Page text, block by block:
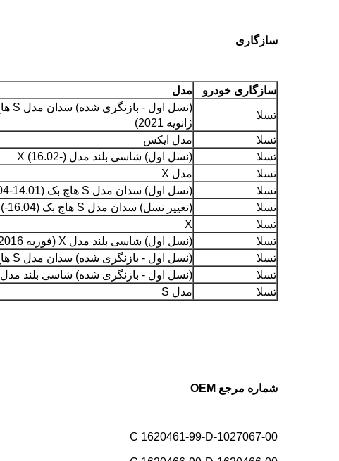
سازگاری
سازگاری خودرو مدل
تسلا
ژانویه 2021)
تسلا مدل ایکس
تسلا
(نسل اول) شاسی بلند مدل X (16.02-)
تسلا
مدل X
تسلا
(نسل اول) سدان مدل S هاچ بک (14.01-16.04)
تسلا
(تغییر نسل) سدان مدل S هاچ بک (16.04-)
تسلا
X
تسلا
(نسل اول) شاسی بلند مدل X (فوریه 2016 - ژانویه 2021)
تسلا
(نسل اول - بازنگری شده) سدان مدل S هاچ بک (ژانویه 2021 -)
تسلا
(نسل اول - بازنگری شده) شاسی بلند مدل X (ژانویه 2021 -)
تسلا
مدل S
شماره مرجع OEM
1027067-00-C 1620461-99-D